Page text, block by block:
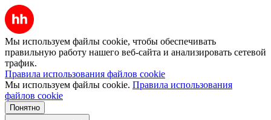
Мы используем файлы cookie, чтобы обеспечивать
правильную работу нашего веб-сайта и анализировать сетевой
трафик.
Правила использования файлов cookie
Мы используем файлы cookie. Правила использования
файлов cookie
Понятно